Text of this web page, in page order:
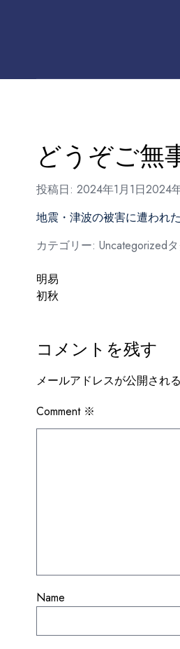
どうぞご無
投稿日: 2024年1月1日2024
地震・津波の被害に遭われ
カテゴリー: Uncategorized
投
稿
ビ
ゲ
ー
シ
明易
初秋
コメントを残す
メールアドレスが公開され
Comment ※
Name